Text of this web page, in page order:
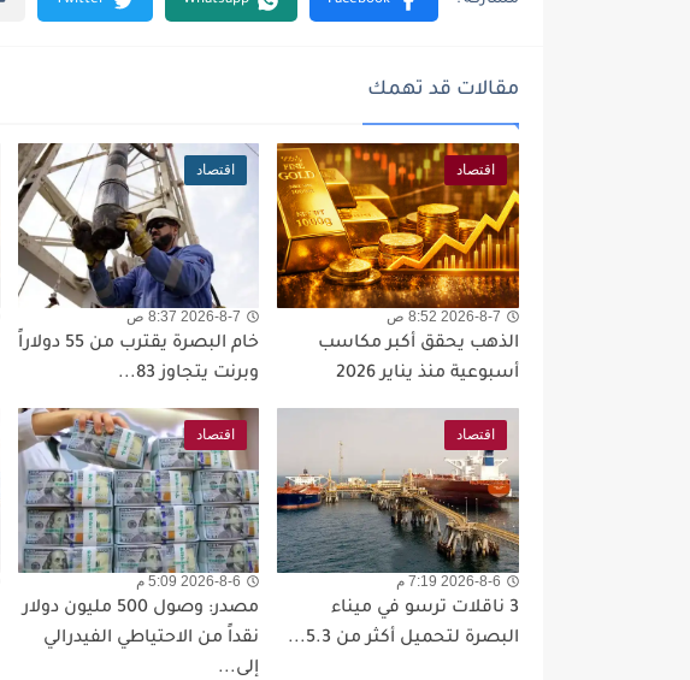
مقالات قد تهمك
اقتصاد
2026-8-7 8:52 ص
الذهب يحقق أكبر مكاسب
أسبوعية منذ يناير 2026
اقتصاد
2026-8-7 8:37 ص
خام البصرة يقترب من 55 دولاراً
وبرنت يتجاوز 83...
اقتصاد
2026-8-6 7:19 م
3 ناقلات ترسو في ميناء
البصرة لتحميل أكثر من 5.3...
اقتصاد
2026-8-6 5:09 م
مصدر: وصول 500 مليون دولار
نقداً من الاحتياطي الفيدرالي
إلى...